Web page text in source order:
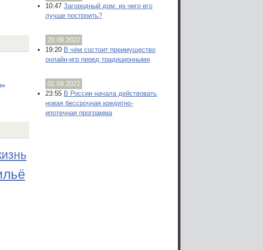
10:47 Загородный дом: из чего его
лучше построить?
20.09.2022
19:20 В чём состоит преимущество
онлайн-игр перед традиционными
01.09.2022
23:55 В России начала действовать
новая бессрочная кредитно-
ипотечная программа